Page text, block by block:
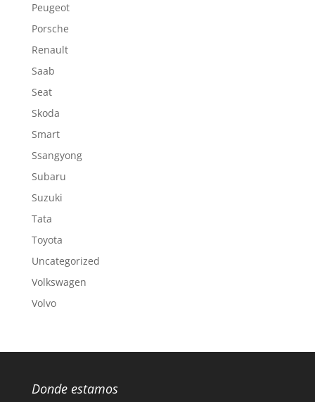
Peugeot
Porsche
Renault
Saab
Seat
Skoda
Smart
Ssangyong
Subaru
Suzuki
Tata
Toyota
Uncategorized
Volkswagen
Volvo
Donde estamos